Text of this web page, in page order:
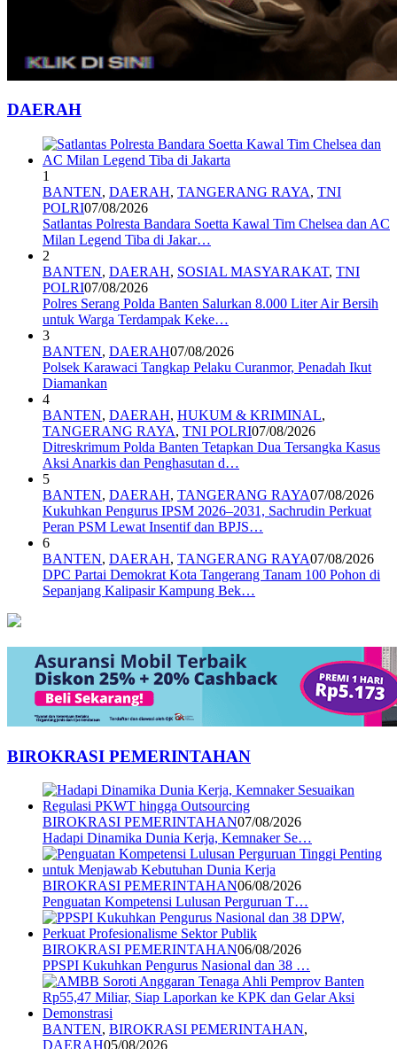
DAERAH
1
BANTEN, DAERAH, TANGERANG RAYA, TNI
POLRI07/08/2026
Satlantas Polresta Bandara Soetta Kawal Tim Chelsea dan AC
Milan Legend Tiba di Jakar…
2
BANTEN, DAERAH, SOSIAL MASYARAKAT, TNI
POLRI07/08/2026
Polres Serang Polda Banten Salurkan 8.000 Liter Air Bersih
untuk Warga Terdampak Keke…
3
BANTEN, DAERAH07/08/2026
Polsek Karawaci Tangkap Pelaku Curanmor, Penadah Ikut
Diamankan
4
BANTEN, DAERAH, HUKUM & KRIMINAL,
TANGERANG RAYA, TNI POLRI07/08/2026
Ditreskrimum Polda Banten Tetapkan Dua Tersangka Kasus
Aksi Anarkis dan Penghasutan d…
5
BANTEN, DAERAH, TANGERANG RAYA07/08/2026
Kukuhkan Pengurus IPSM 2026–2031, Sachrudin Perkuat
Peran PSM Lewat Insentif dan BPJS…
6
BANTEN, DAERAH, TANGERANG RAYA07/08/2026
DPC Partai Demokrat Kota Tangerang Tanam 100 Pohon di
Sepanjang Kalipasir Kampung Bek…
BIROKRASI PEMERINTAHAN
BIROKRASI PEMERINTAHAN07/08/2026
Hadapi Dinamika Dunia Kerja, Kemnaker Se…
BIROKRASI PEMERINTAHAN06/08/2026
Penguatan Kompetensi Lulusan Perguruan T…
BIROKRASI PEMERINTAHAN06/08/2026
PPSPI Kukuhkan Pengurus Nasional dan 38 …
BANTEN, BIROKRASI PEMERINTAHAN,
DAERAH05/08/2026